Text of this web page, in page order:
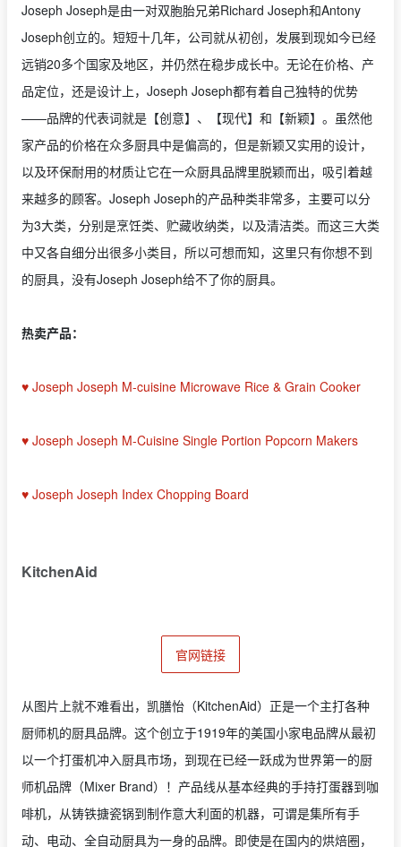
Joseph Joseph是由一对双胞胎兄弟Richard Joseph和Antony
Joseph创立的。短短十几年，公司就从初创，发展到现如今已经
远销20多个国家及地区，并仍然在稳步成长中。无论在价格、产
品定位，还是设计上，Joseph Joseph都有着自己独特的优势
——品牌的代表词就是【创意】、【现代】和【新颖】。虽然他
家产品的价格在众多厨具中是偏高的，但是新颖又实用的设计，
以及环保耐用的材质让它在一众厨具品牌里脱颖而出，吸引着越
来越多的顾客。Joseph Joseph的产品种类非常多，主要可以分
为3大类，分别是烹饪类、贮藏收纳类，以及清洁类。而这三大类
中又各自细分出很多小类目，所以可想而知，这里只有你想不到
的厨具，没有Joseph Joseph给不了你的厨具。
热卖产品：
♥ Joseph Joseph M-cuisine Microwave Rice & Grain Cooker
♥ Joseph Joseph M-Cuisine Single Portion Popcorn Makers
♥ Joseph Joseph Index Chopping Board
KitchenAid
官网链接
从图片上就不难看出，凯膳怡（KitchenAid）正是一个主打各种
厨师机的厨具品牌。这个创立于1919年的美国小家电品牌从最初
以一个打蛋机冲入厨具市场，到现在已经一跃成为世界第一的厨
师机品牌（Mixer Brand）！产品线从基本经典的手持打蛋器到咖
啡机，从铸铁搪瓷锅到制作意大利面的机器，可谓是集所有手
动、电动、全自动厨具为一身的品牌。即使是在国内的烘焙圈，